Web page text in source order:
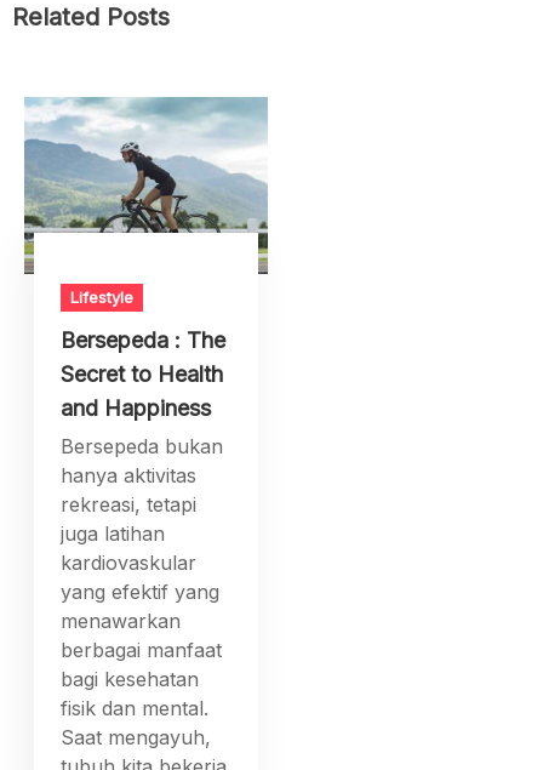
Related Posts
Lifestyle
Bersepeda : The
Secret to Health
and Happiness
Bersepeda bukan
hanya aktivitas
rekreasi, tetapi
juga latihan
kardiovaskular
yang efektif yang
menawarkan
berbagai manfaat
bagi kesehatan
fisik dan mental.
Saat mengayuh,